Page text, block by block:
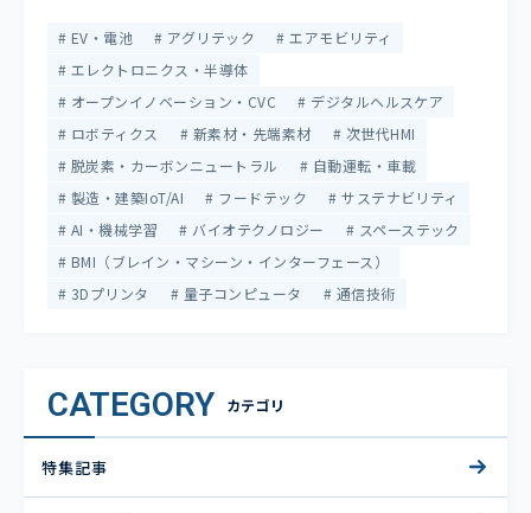
EV・電池 アグリテック
エアモビリティ
エレクトロニクス・半導体
オープンイノベーション・CVC
デジタルヘルスケア
ロボティクス
新素材・先端素材
次世代HMI
脱炭素・カーボンニュートラル
自動運転・車載
製造・建築IoT/AI
フードテック
サステナビリティ
AI・機械学習
バイオテクノロジー
スペーステック
BMI（ブレイン・マシーン・インターフェース）
3Dプリンタ
量子コンピュータ 通信技術
CATEGORY カテゴリ
特集記事